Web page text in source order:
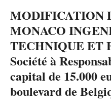
MODIFICATION
MONACO
TECHNIQUE ET
Société à
capital de 15.000
boulevard de